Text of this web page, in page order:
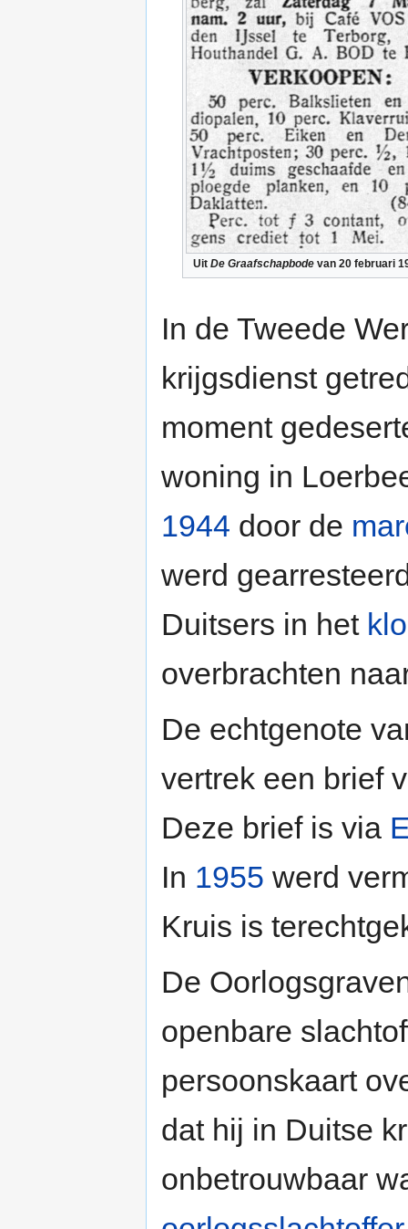
Uit De Graafschapbode van 20 februari
In de Tweede
krijgsdienst
moment
woning in
1944 door de
werd
Duitsers in het
overbrachten
De echtgenote
vertrek een brief
Deze brief is via
In 1955 werd
Kruis is
De
openbare
persoonskaart
dat hij in Duitse
onbetrouwbaar